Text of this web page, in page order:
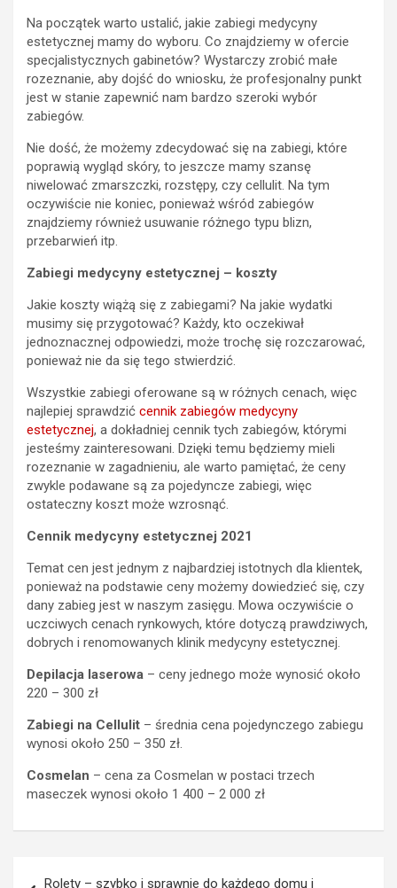
Na początek warto ustalić, jakie zabiegi medycyny
estetycznej mamy do wyboru. Co znajdziemy w ofercie
specjalistycznych gabinetów? Wystarczy zrobić małe
rozeznanie, aby dojść do wniosku, że profesjonalny punkt
jest w stanie zapewnić nam bardzo szeroki wybór
zabiegów.
Nie dość, że możemy zdecydować się na zabiegi, które
poprawią wygląd skóry, to jeszcze mamy szansę
niwelować zmarszczki, rozstępy, czy cellulit. Na tym
oczywiście nie koniec, ponieważ wśród zabiegów
znajdziemy również usuwanie różnego typu blizn,
przebarwień itp.
Zabiegi medycyny estetycznej – koszty
Jakie koszty wiążą się z zabiegami? Na jakie wydatki
musimy się przygotować? Każdy, kto oczekiwał
jednoznacznej odpowiedzi, może trochę się rozczarować,
ponieważ nie da się tego stwierdzić.
Wszystkie zabiegi oferowane są w różnych cenach, więc
najlepiej sprawdzić cennik zabiegów medycyny
estetycznej, a dokładniej cennik tych zabiegów, którymi
jesteśmy zainteresowani. Dzięki temu będziemy mieli
rozeznanie w zagadnieniu, ale warto pamiętać, że ceny
zwykle podawane są za pojedyncze zabiegi, więc
ostateczny koszt może wzrosnąć.
Cennik medycyny estetycznej 2021
Temat cen jest jednym z najbardziej istotnych dla klientek,
ponieważ na podstawie ceny możemy dowiedzieć się, czy
dany zabieg jest w naszym zasięgu. Mowa oczywiście o
uczciwych cenach rynkowych, które dotyczą prawdziwych,
dobrych i renomowanych klinik medycyny estetycznej.
Depilacja laserowa – ceny jednego może wynosić około
220 – 300 zł
Zabiegi na Cellulit – średnia cena pojedynczego zabiegu
wynosi około 250 – 350 zł.
Cosmelan – cena za Cosmelan w postaci trzech
maseczek wynosi około 1 400 – 2 000 zł
Rolety – szybko i sprawnie do każdego domu i